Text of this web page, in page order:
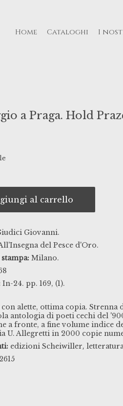
Home Cataloghi I
a Praga. Hold
al carrello
Giovanni.
del Pesce d'Oro.
Milano.
In-24. pp. 169, (1).
alette, ottima copia. Strenna
antologia di poeti cechi del
a fronte, a fine volume indice
U. Allegretti in 2000 copie
edizioni Scheiwiller,